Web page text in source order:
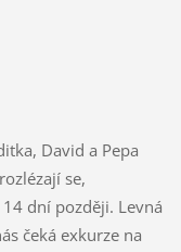
David a Pepa
se,
dní později. Levná
čeká exkurze na